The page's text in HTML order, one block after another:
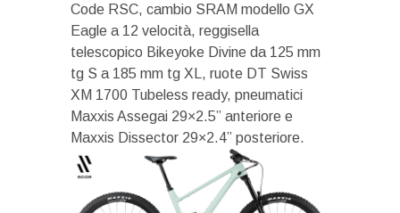
Code RSC, cambio SRAM modello GX
Eagle a 12 velocità, reggisella
telescopico Bikeyoke Divine da 125 mm
tg S a 185 mm tg XL, ruote DT Swiss
XM 1700 Tubeless ready, pneumatici
Maxxis Assegai 29×2.5” anteriore e
Maxxis Dissector 29×2.4” posteriore.